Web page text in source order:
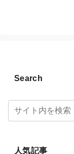
Search
人気記事